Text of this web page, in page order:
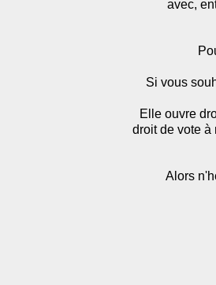
avec,
Si vous
Elle ouvre
droit de vote à
Alors